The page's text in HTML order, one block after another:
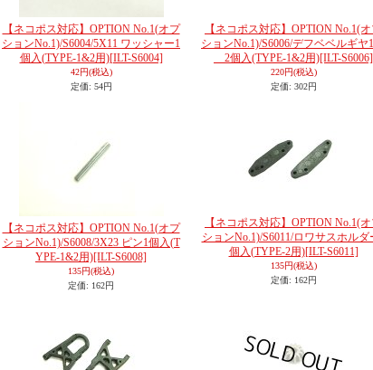
【ネコポス対応】OPTION No.1(オプ
ションNo.1)/S6004/5X11 ワッシャー1
個入(TYPE-1&2用)[ILT-S6004]
42円(税込)
定価: 54円
【ネコポス対応】OPTION No.1(
ションNo.1)/S6006/デフベベルギヤ
2個入(TYPE-1&2用)[ILT-S6006]
220円(税込)
定価: 302円
【ネコポス対応】OPTION No.1(オプ
ションNo.1)/S6008/3X23 ピン1個入(T
YPE-1&2用)[ILT-S6008]
135円(税込)
定価: 162円
【ネコポス対応】OPTION No.1(
ションNo.1)/S6011/ロワサスホルダ
個入(TYPE-2用)[ILT-S6011]
135円(税込)
定価: 162円